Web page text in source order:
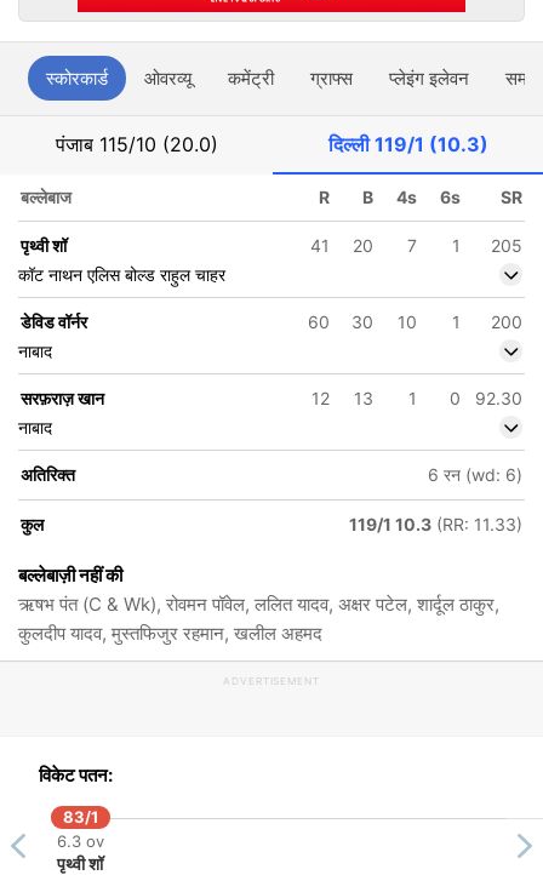
स्कोरकार्ड ओवरव्यू कमेंट्री ग्राफ्स प्लेइंग इलेवन
पंजाब 115/10 (20.0) दिल्ली119/1 (10.3)
बल्लेबाज R B 4s 6s SR
पृथ्वी शॉ 41 20 7 1
205
कॉट नाथन एलिस बोल्ड राहुल चाहर
डेविड वॉर्नर 60 30 10 1
200
नाबाद
सरफ़राज़ खान 12 13 1 0
92.30
नाबाद
अतिरिक्त 6 रन (wd: 6)
कुल 119/1 10.3 (RR: 11.33)
बल्लेबाज़ी नहीं की
ऋषभ पंत (C & Wk), रोवमन पॉवेल, ललित यादव, अक्षर पटेल, शार्दूल ठाकुर,
कुलदीप यादव, मुस्तफिजुर रहमान, खलील अहमद
ADVERTISEMENT
विकेट पतन:
83/1
6.3 ov
पृथ्वी शॉ